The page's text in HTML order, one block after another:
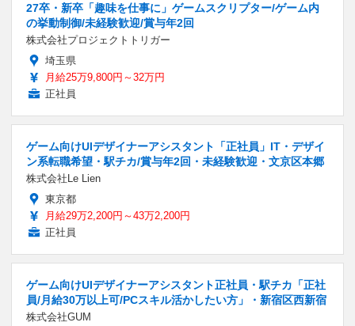
27卒・新卒「趣味を仕事に」ゲームスクリプター/ゲーム内
の挙動制御/未経験歓迎/賞与年2回
株式会社プロジェクトトリガー
埼玉県
月給25万9,800円～32万円
正社員
ゲーム向けUIデザイナーアシスタント「正社員」IT・デザイ
ン系転職希望・駅チカ/賞与年2回・未経験歓迎・文京区本郷
株式会社Le Lien
東京都
月給29万2,200円～43万2,200円
正社員
ゲーム向けUIデザイナーアシスタント正社員・駅チカ「正社
員/月給30万以上可/PCスキル活かしたい方」・新宿区西新宿
株式会社GUM